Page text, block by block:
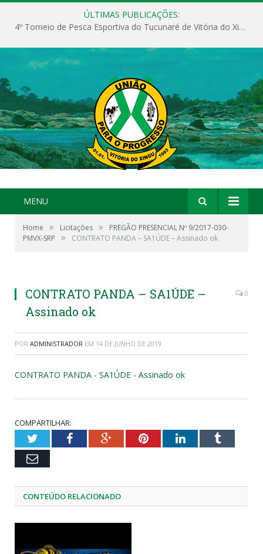
ÚLTIMAS PUBLICAÇÕES:
4º Torneio de Pesca Esportiva do Tucunaré de Vitória do Xingu
MENU
Home » Licitações »
PREGÃO PRESENCIAL Nº 9/2017-030-
PMVX-SRP
» CONTRATO PANDA – SA1ÚDE – Assinado ok
CONTRATO PANDA – SA1ÚDE –
Assinado ok
0
POR ADMINISTRADOR EM 14 DE JUNHO DE 2019
CONTRATO PANDA - SA1ÚDE - Assinado ok
COMPARTILHAR:
TwitterFacebookGoogle+PinterestLinkedInTumblr
Email
CONTEÚDO RELACIONADO